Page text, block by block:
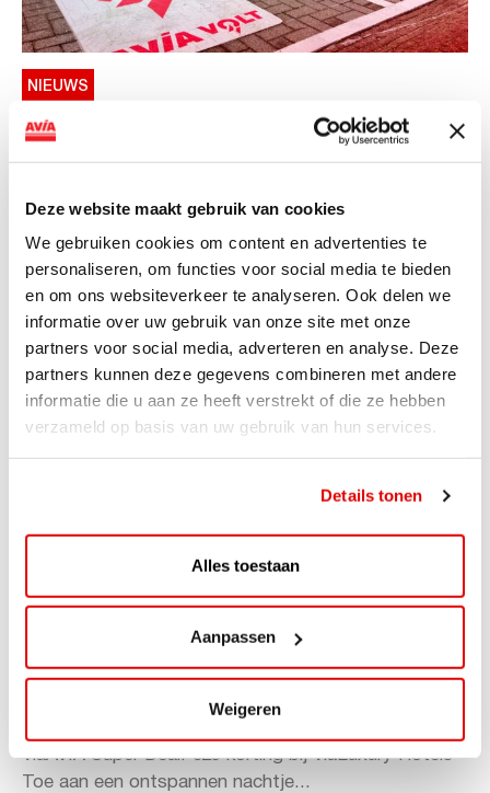
Deze website maakt gebruik van cookies
We gebruiken cookies om content en advertenties te
personaliseren, om functies voor social media te bieden
en om ons websiteverkeer te analyseren. Ook delen we
informatie over uw gebruik van onze site met onze
partners voor social media, adverteren en analyse. Deze
partners kunnen deze gegevens combineren met andere
informatie die u aan ze heeft verstrekt of die ze hebben
verzameld op basis van uw gebruik van hun services.
Details tonen
Alles toestaan
Aanpassen
Weigeren
NIEUWS
AVIA VOLT en Fletcher Hotels starten
landelijke uitrol van DC-
AVIA VOLT en Fletcher Hotels starten landelijke uitrol
van DC-snellaadinfrastructuur AVIA VOLT en...
Lees verder
ViaAVIA Super Deal: 20% korting bij
ViaLuxury Hotels
ViaAVIA Super Deal: €25 korting bij ViaLuxury Hotels
Toe aan een ontspannen nachtje...